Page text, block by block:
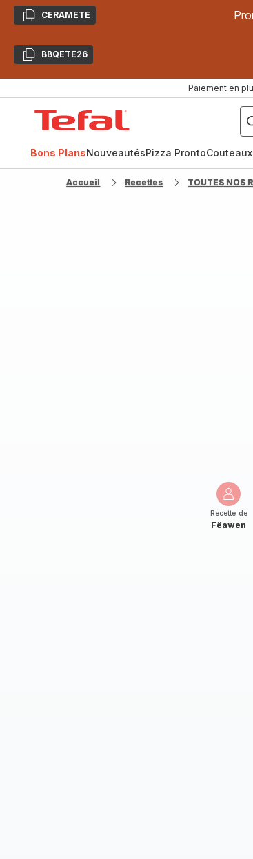
CopierCERAMETE
CopierBBQETE26
Paiement en
Bons PlansNouveautésPizza Pronto
Accueil Recettes TOUTES NOS
Recette de
Fëawen